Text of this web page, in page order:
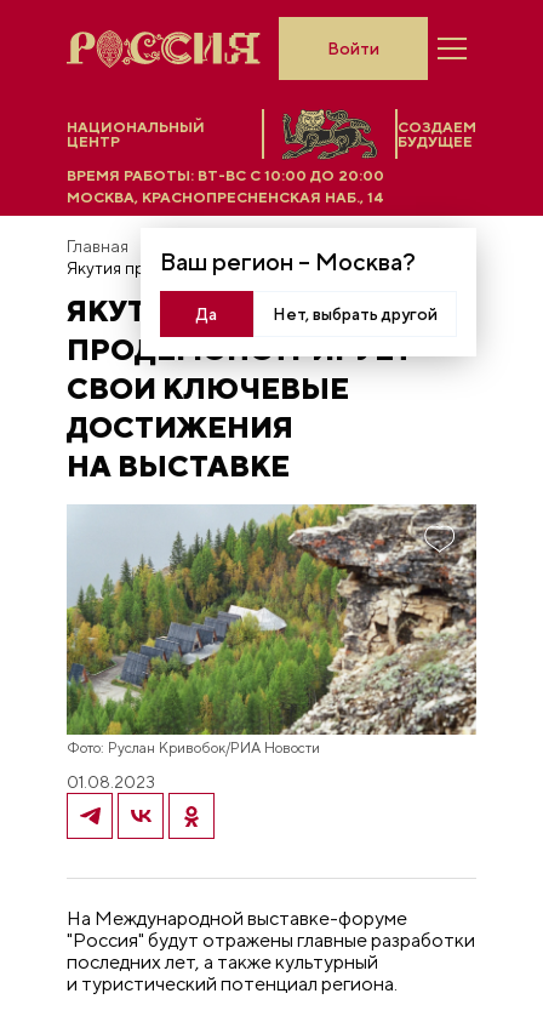
НАЦИОНАЛЬНЫЙ
ЦЕНТР
СОЗДАЕМ
БУДУЩЕЕ
Ваш регион – Москва?
Да Нет, выбрать другой
ВРЕМЯ РАБОТЫ: ВТ-ВС C 10:00 ДО 20:00
МОСКВА, КРАСНОПРЕСНЕНСКАЯ НАБ., 14
Войти
Главная
ЯКУТИЯ
ПРОДЕМОНСТРИРУЕТ
СВОИ КЛЮЧЕВЫЕ
ДОСТИЖЕНИЯ
НА ВЫСТАВКЕ
Фото: Руслан Кривобок/РИА Новости
01.08.2023
На Международной выставке-форуме
"Россия" будут отражены главные разработки
последних лет, а также культурный
и туристический потенциал региона.